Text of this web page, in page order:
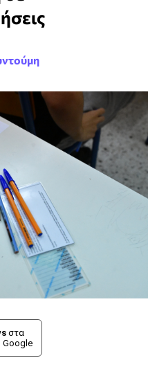
στα
Google